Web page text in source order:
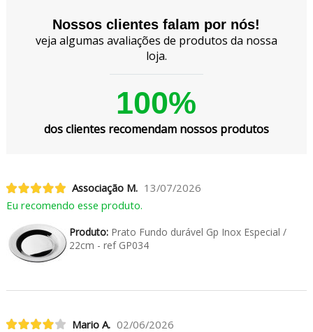
Nossos clientes falam por nós!
veja algumas avaliações de produtos da nossa
loja.
100%
dos clientes recomendam nossos produtos
Associação M. 13/07/2026
Eu recomendo esse produto.
Produto:Prato Fundo durável Gp Inox Especial /
22cm - ref GP034
Mario A. 02/06/2026